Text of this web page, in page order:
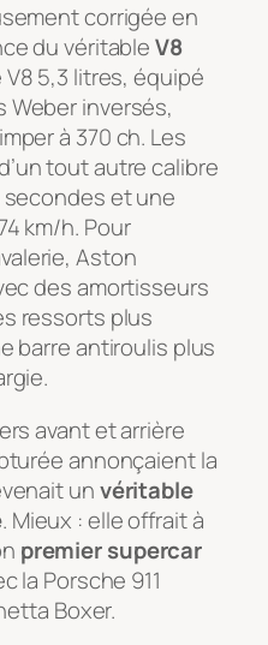
corrigée en
du véritableV8
5,3 litres, équipé
inversés,
à 370 ch. Les
tout autre calibre
secondes et une
km/h. Pour
Aston
des amortisseurs
ressorts plus
barre antiroulis plus
avant et arrière
annonçaient la
unvéritable
. Mieux : elle offrait à
premier supercar
la Porsche 911
Boxer.